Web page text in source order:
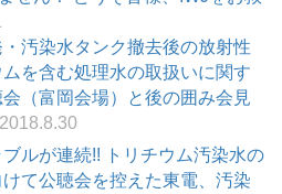
汚染水タンク撤去後の放射性
を含む処理水の取扱いに関す
（富岡会場）と後の囲み会見
2018.8.30
ルが連続!! トリチウム汚染水の
て公聴会を控えた東電、汚染